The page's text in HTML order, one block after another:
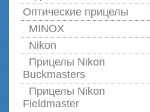
Оптические прицелы
MINOX
Nikon
Прицелы Nikon
Buckmasters
Прицелы Nikon
Fieldmaster